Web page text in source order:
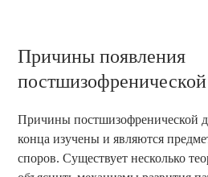
Причины появления
Причины постшизофренической
конца изучены и являются
споров. Существует несколько